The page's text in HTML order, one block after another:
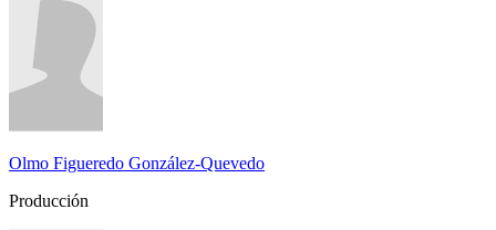
Olmo Figueredo González-Quevedo
Producción